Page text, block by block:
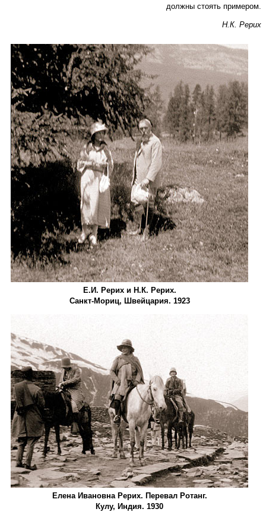
должны стоять примером.
Н.К. Рерих
Е.И. Рерих и Н.К. Рерих.
Санкт­-Мориц, Швейцария. 1923
Елена Ивановна Рерих. Перевал Ротанг.
Кулу, Индия. 1930